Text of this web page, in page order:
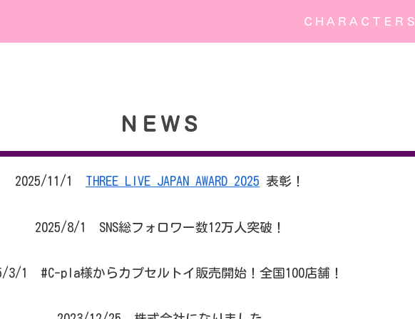
ＣＨＡＲＡＣＴＥＲＳ
ＮＥＷＳ
2025/11/1 THREE LIVE JAPAN AWARD 2025 表彰！
2025/8/1 SNS総フォロワー数12万人突破！
3/1 #C-pla様からカプセルトイ販売開始！全国100店舗！